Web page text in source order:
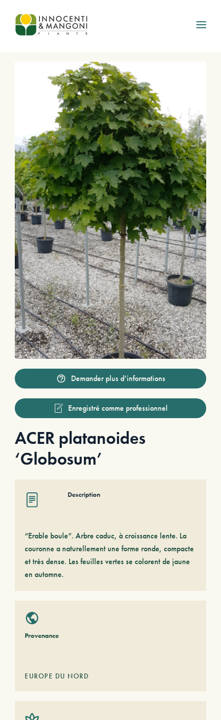
Skip to main content
Demander plus d’informations
Enregistré comme professionnel
ACER platanoides
‘Globosum’
Description
“Erable boule”. Arbre caduc, à croissance lente. La
couronne a naturellement une forme ronde, compacte
et très dense. Les feuilles vertes se colorent de jaune
en automne.
Provenance
EUROPE DU NORD